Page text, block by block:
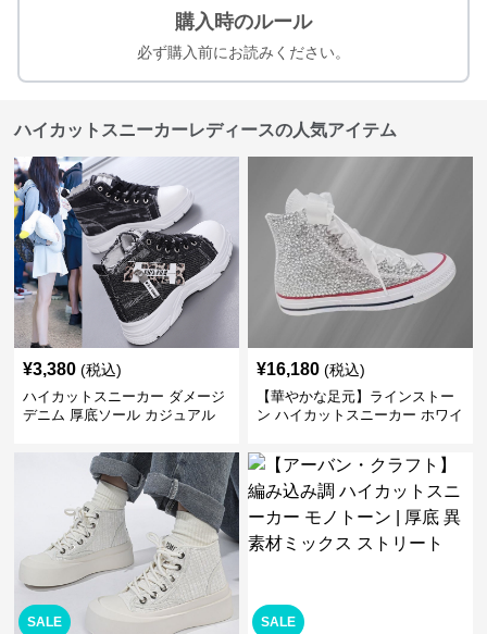
購入時のルール
必ず購入前にお読みください。
ハイカットスニーカーレディースの人気アイテム
¥3,380 (税込)
ハイカットスニーカー ダメージ
デニム 厚底ソール カジュアル
かわいい 学校 日常使い 履きや
¥16,180 (税込)
【華やかな足元】ラインストー
ン ハイカットスニーカー ホワイ
ボン
SALE SALE